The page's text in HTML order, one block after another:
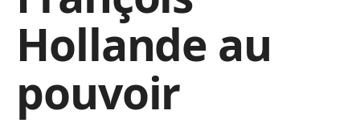
Hollande au
pouvoir